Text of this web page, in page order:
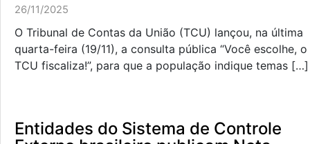
26/11/2025
O Tribunal de Contas da União (TCU) lançou, na última
quarta-feira (19/11), a consulta pública “Você escolhe, o
TCU fiscaliza!”, para que a população indique temas […]
Entidades do Sistema de Controle